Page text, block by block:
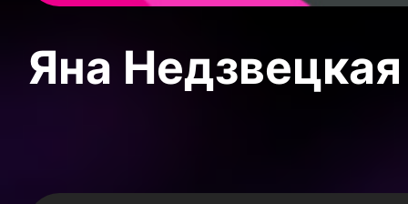
Яна Недзвецкая